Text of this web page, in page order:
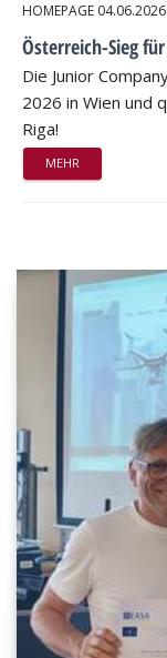
HOMEPAGE 04.06.2026
Österreich-Sieg
Die Junior
2026 in Wien und
Riga!
MEHR